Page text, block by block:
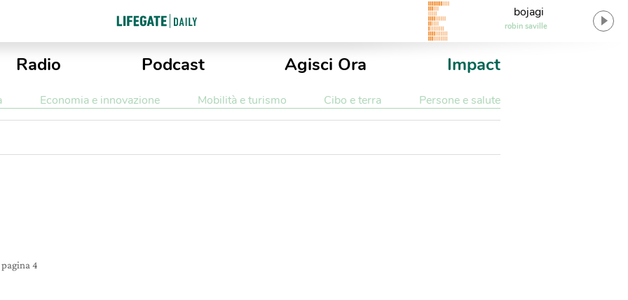
bojagi
robin saville
Radio Podcast Agisci Ora Impact
Economia e innovazione Mobilità e turismo Cibo e terra Persone e salute
pagina 4